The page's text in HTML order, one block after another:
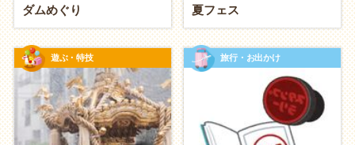
ク料理店巡り」
協力して謎を解く「リアル脱出ゲーム」
忙しい二人なので、癒やしの時間がほしい
香りのよい入浴剤を選んで楽しむ「お風呂・ス
パ」
ダムめぐり 夏フェス
遊ぶ・特技 旅行・お出かけ